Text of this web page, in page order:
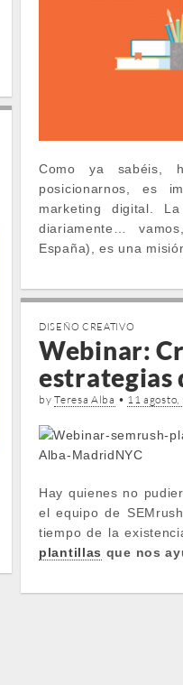
Como ya sabéis,
posicionarnos, es
marketing digital.
diariamente…
España), es una
DISEÑO CREATIVO
Webinar:
estrategias
byTeresa Alba • 11 agosto,
Hay quienes no
el equipo de
tiempo de la
plantillas que nos